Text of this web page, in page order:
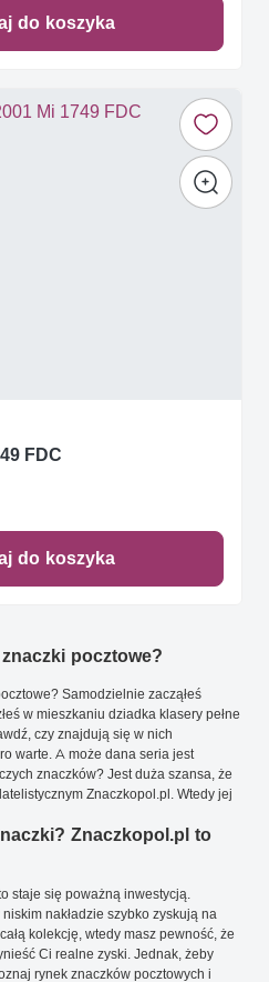
do koszyka
FDC
do koszyka
pocztowe?
Samodzielnie zacząłeś
w mieszkaniu dziadka klasery pełne
czy znajdują się w nich
warte. A może dana seria jest
znaczków? Jest duża szansa, że
Znaczkopol.pl. Wtedy jej
Znaczkopol.pl to
staje się poważną inwestycją.
nakładzie szybko zyskują na
kolekcję, wtedy masz pewność, że
Ci realne zyski. Jednak, żeby
rynek znaczków pocztowych i